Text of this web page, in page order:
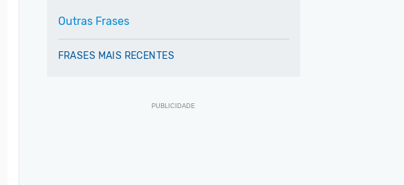
Outras Frases
FRASES MAIS RECENTES